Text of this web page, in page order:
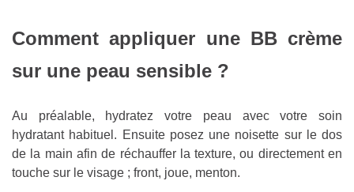
Comment appliquer une BB crème
sur une peau sensible ?
Au préalable, hydratez votre peau avec votre soin
hydratant habituel. Ensuite posez une noisette sur le dos
de la main afin de réchauffer la texture, ou directement en
touche sur le visage ; front, joue, menton.